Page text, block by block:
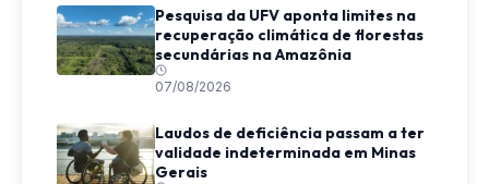
Pesquisa da UFV aponta limites na
recuperação climática de florestas
secundárias na Amazônia
07/08/2026
Laudos de deficiência passam a ter
validade indeterminada em Minas
Gerais